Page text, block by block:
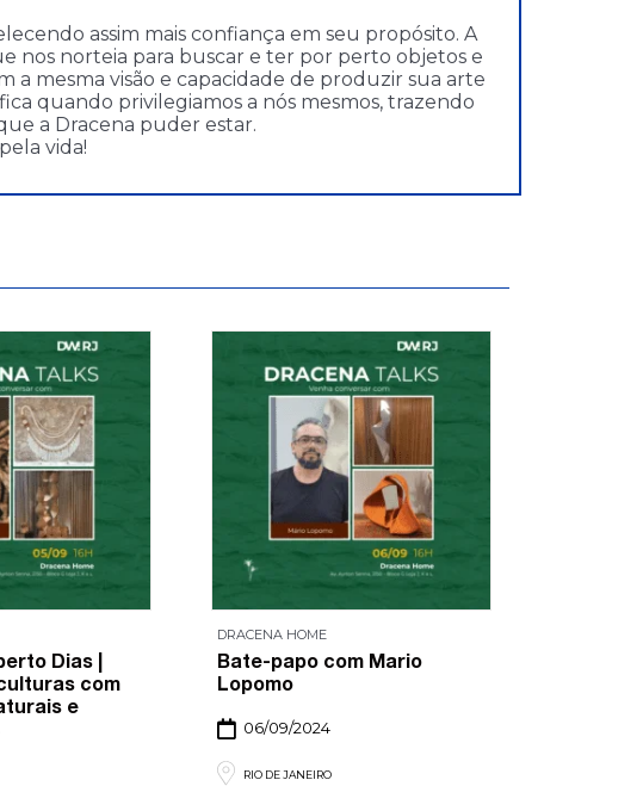
assim mais confiança em seu propósito. A
nos norteia para buscar e ter por perto objetos e
a mesma visão e capacidade de produzir sua arte
quando privilegiamos a nós mesmos, trazendo
a Dracena puder estar.
vida!
Dias |
com
e
DRACENA HOME
Bate-papo com Mario
Lopomo
06/09/2024
RIO DE JANEIRO